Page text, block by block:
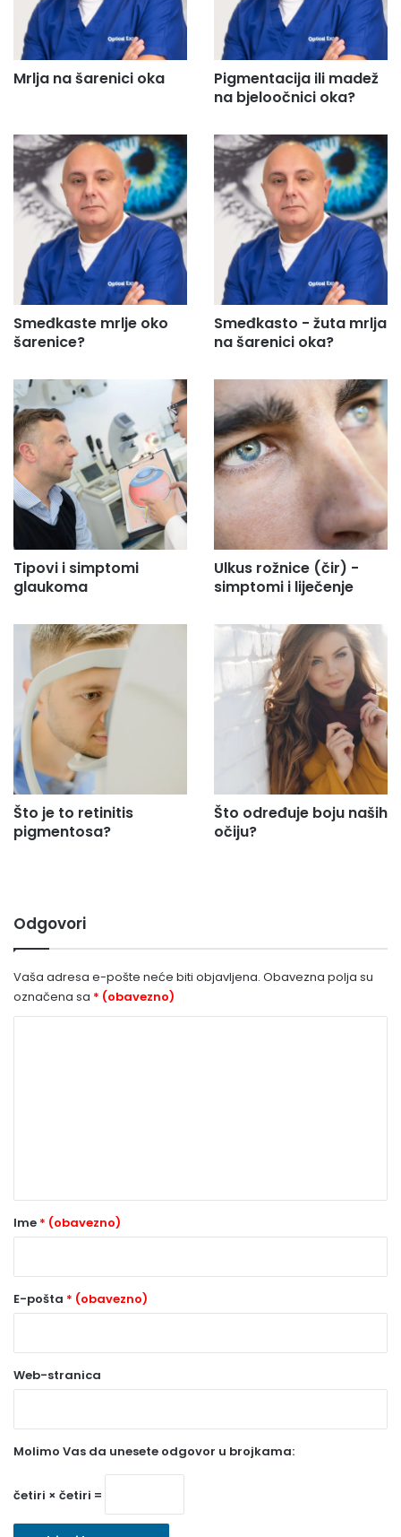
Mrlja na šarenici oka
Pigmentacija ili madež
na bjeloočnici oka?
Smeđkaste mrlje oko
šarenice?
Smeđkasto - žuta mrlja
na šarenici oka?
Tipovi i simptomi
glaukoma
Ulkus rožnice (čir) -
simptomi i liječenje
Što je to retinitis
pigmentosa?
Što određuje boju naših
očiju?
Odgovori
Vaša adresa e-pošte neće biti objavljena. Obavezna polja su
označena sa * (obavezno)
r
o
a
v
z
n
o
Ime * (obavezno)
E-pošta * (obavezno)
Web-stranica
Molimo Vas da unesete odgovor u brojkama:
četiri × četiri =